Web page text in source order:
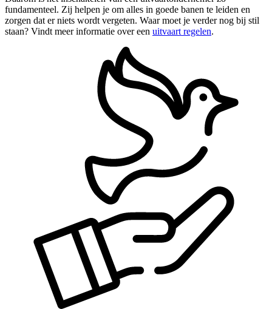
fundamenteel. Zij helpen je om alles in goede banen te leiden en
zorgen dat er niets wordt vergeten. Waar moet je verder nog bij stil
staan? Vindt meer informatie over een uitvaart regelen.